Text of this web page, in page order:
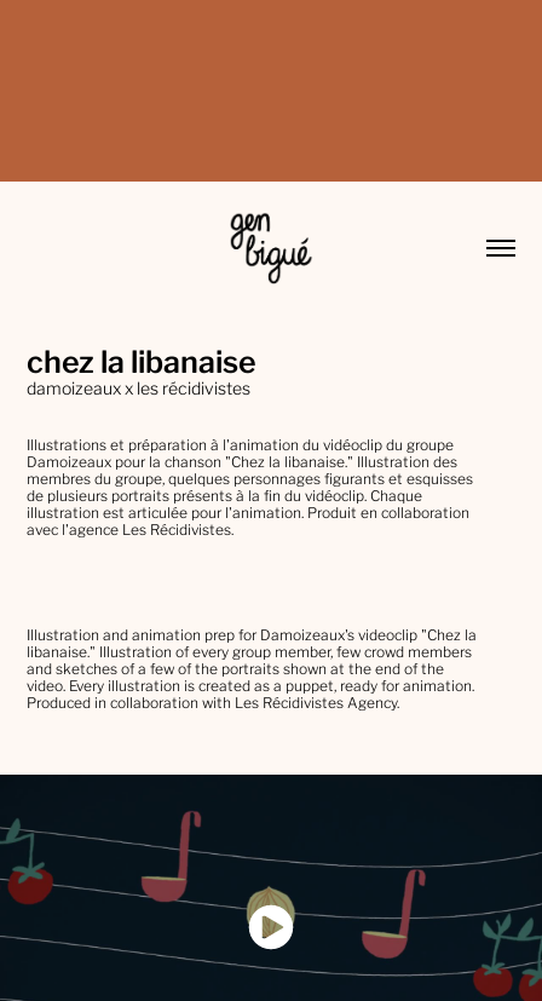
chez la libanaise
damoizeaux x les récidivistes
Illustrations et préparation à l'animation du vidéoclip du groupe
Damoizeaux pour la chanson "Chez la libanaise." Illustration des
membres du groupe, quelques personnages figurants et esquisses
de plusieurs portraits présents à la fin du vidéoclip. Chaque
illustration est articulée pour l'animation. Produit en collaboration
avec l'agence Les Récidivistes.
Illustration and animation prep for Damoizeaux's videoclip "Chez la
libanaise." Illustration of every group member, few crowd members
and sketches of a few of the portraits shown at the end of the
video. Every illustration is created as a puppet, ready for animation.
Produced in collaboration with Les Récidivistes Agency.